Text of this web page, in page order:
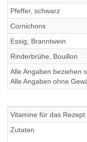
Pfeffer, schwarz
Cornichons
Essig, Branntwein
Rinderbrühe, Bouillon
Alle Angaben beziehen
Alle Angaben ohne
Vitamine für das
Zutaten